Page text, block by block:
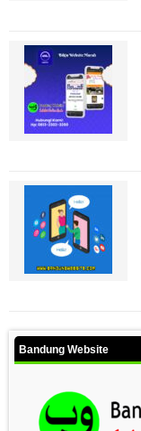
Bandung Website